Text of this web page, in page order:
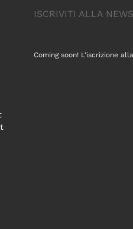
ISCRIVITI ALLA
Coming soon! L'iscrizione